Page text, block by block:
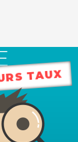
TAUX